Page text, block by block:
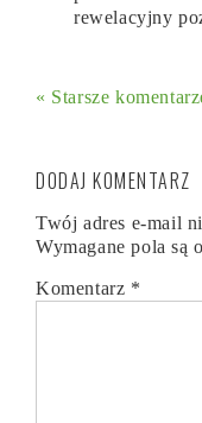
rewelacyjny
« Starsze
DODAJ KOMENTARZ
Twój adres e-mail
Wymagane pola są
Komentarz *